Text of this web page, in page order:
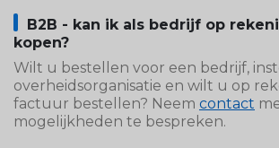
B2B - kan ik als bedrijf op
kopen?
Wilt u bestellen voor een bedrijf,
overheidsorganisatie en wilt u op
factuur bestellen? Neem contact
mogelijkheden te bespreken.